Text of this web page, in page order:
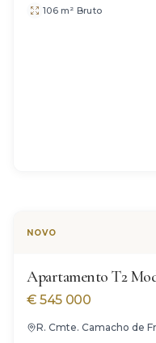
106 m² Bruto
NOVO
Apartamento T2
Brava
€545 000
R. Cmte. Camacho de